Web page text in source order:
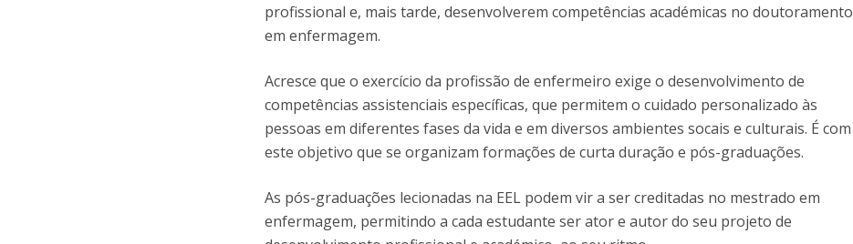
profissional e, mais tarde, desenvolverem competências académicas no doutoramento
em enfermagem.
Acresce que o exercício da profissão de enfermeiro exige o desenvolvimento de
competências assistenciais específicas, que permitem o cuidado personalizado às
pessoas em diferentes fases da vida e em diversos ambientes socais e culturais. É com
este objetivo que se organizam formações de curta duração e pós-graduações.
As pós-graduações lecionadas na EEL podem vir a ser creditadas no mestrado em
enfermagem, permitindo a cada estudante ser ator e autor do seu projeto de